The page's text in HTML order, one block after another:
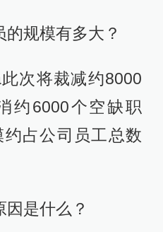
规模有多大？
次将裁减约8000
约6000个空缺职
占公司员工总数
是什么？